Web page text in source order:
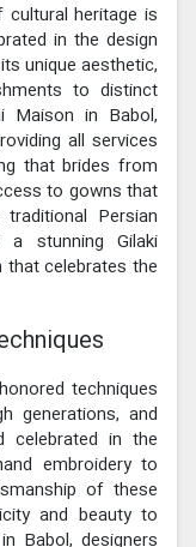
heritage is
in the design
unique aesthetic,
to distinct
Maison in Babol,
all services
that brides from
to gowns that
Persian
stunning Gilaki
that celebrates the
techniques
generations, and
celebrated in the
embroidery to
of these
and beauty to
Babol, designers